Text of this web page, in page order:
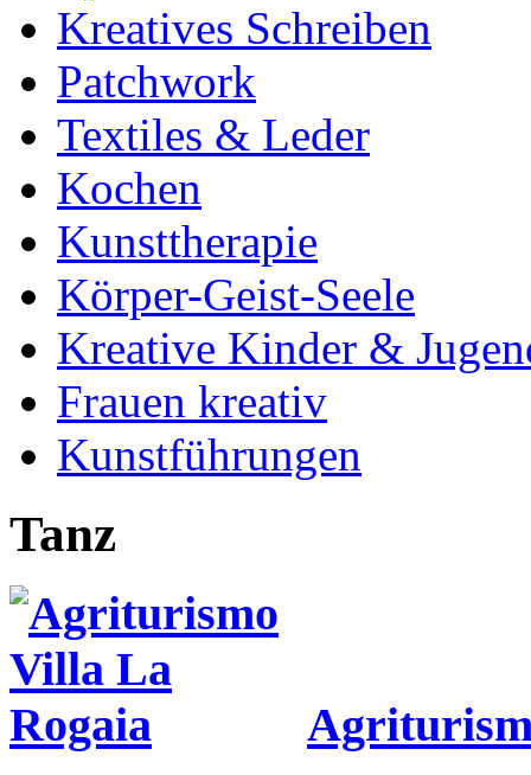
Kreatives Schreiben
Patchwork
Textiles & Leder
Kochen
Kunsttherapie
Körper-Geist-Seele
Kreative Kinder &
Frauen kreativ
Kunstführungen
Tanz